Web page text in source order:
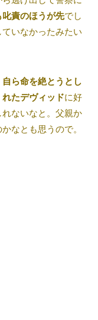
責のほうが先でし
いなかったみたい
自ら命を絶とうとし
たデヴィッドに好
ないなと。父親か
なとも思うので。